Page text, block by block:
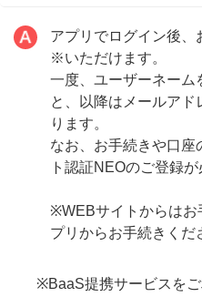
アプリでログイン後、
※いただけます。
一度、ユーザーネーム
と、以降はメールア
ります。
なお、お手続きや口座
ト認証NEOのご登録が
※WEBサイトからはお
プリからお手続きくだ
※BaaS提携サービスを